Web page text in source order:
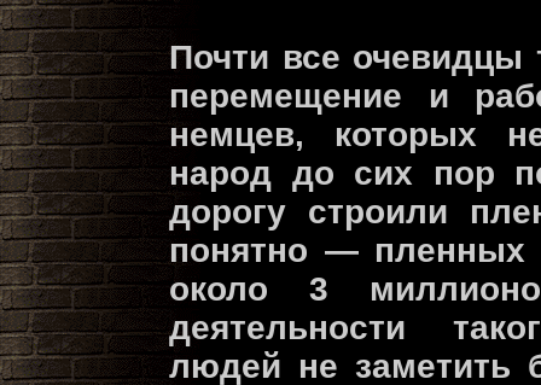
Почти все очевидцы
перемещение и
немцев, которых
народ до сих пор
дорогу строили
понятно —
около 3
деятельности
людей не заметить